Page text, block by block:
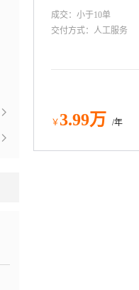
成交： 小于10单
交付方式： 人工服务
￥ 3.99万 /年